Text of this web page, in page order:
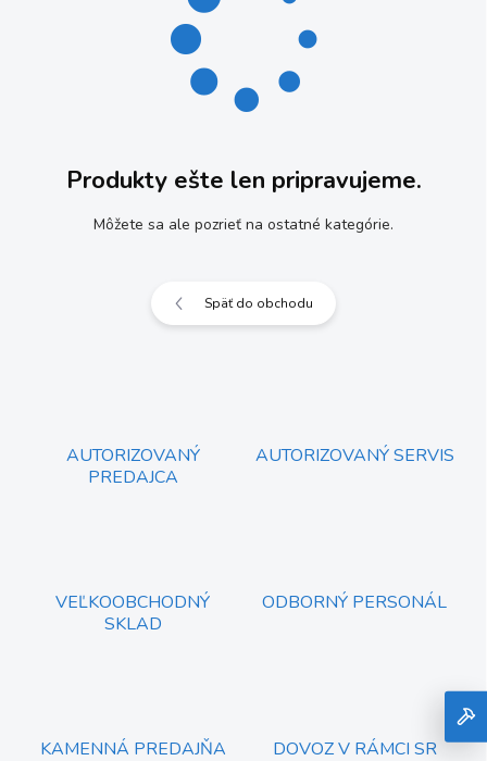
Produkty ešte len pripravujeme.
Môžete sa ale pozrieť na ostatné kategórie.
Späť do obchodu
AUTORIZOVANÝ
PREDAJCA
AUTORIZOVANÝ SERVIS
VEĽKOOBCHODNÝ
SKLAD
ODBORNÝ PERSONÁL
KAMENNÁ PREDAJŇA DOVOZ V RÁMCI SR